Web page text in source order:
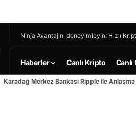
Ninja Avantajını deneyimleyin: Hızlı
Haberler Canlı Kripto
Karadağ Merkez Bankası Ripple ile Anlaşma